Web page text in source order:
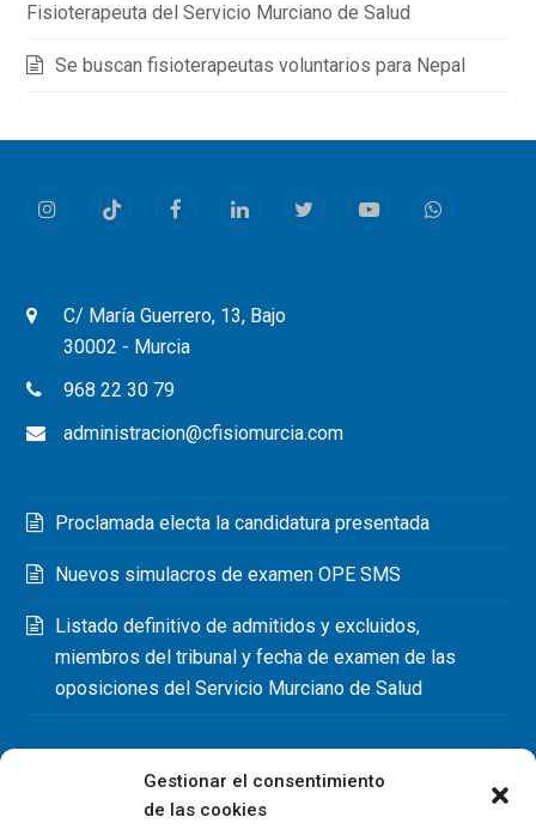
Gestionar el consentimiento
de las cookies
Fisioterapeuta del Servicio Murciano de Salud
Se buscan fisioterapeutas voluntarios para Nepal
InstagramTiktok FacebookLinkedInTwitterYoutubeWhatsapp
C/ María Guerrero, 13, Bajo
30002 - Murcia
968 22 30 79
administracion@cfisiomurcia.com
Proclamada electa la candidatura presentada
Nuevos simulacros de examen OPE SMS
Listado definitivo de admitidos y excluidos,
miembros del tribunal y fecha de examen de las
oposiciones del Servicio Murciano de Salud